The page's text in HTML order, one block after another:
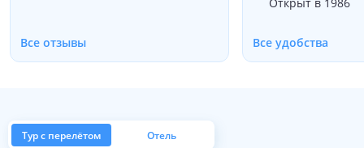
автобус раз ресторан itimes etc ,
пустой нет воды там или любой
желанной информации для нас ,
Все отзывы Все удобства
Тур с перелётом Отель